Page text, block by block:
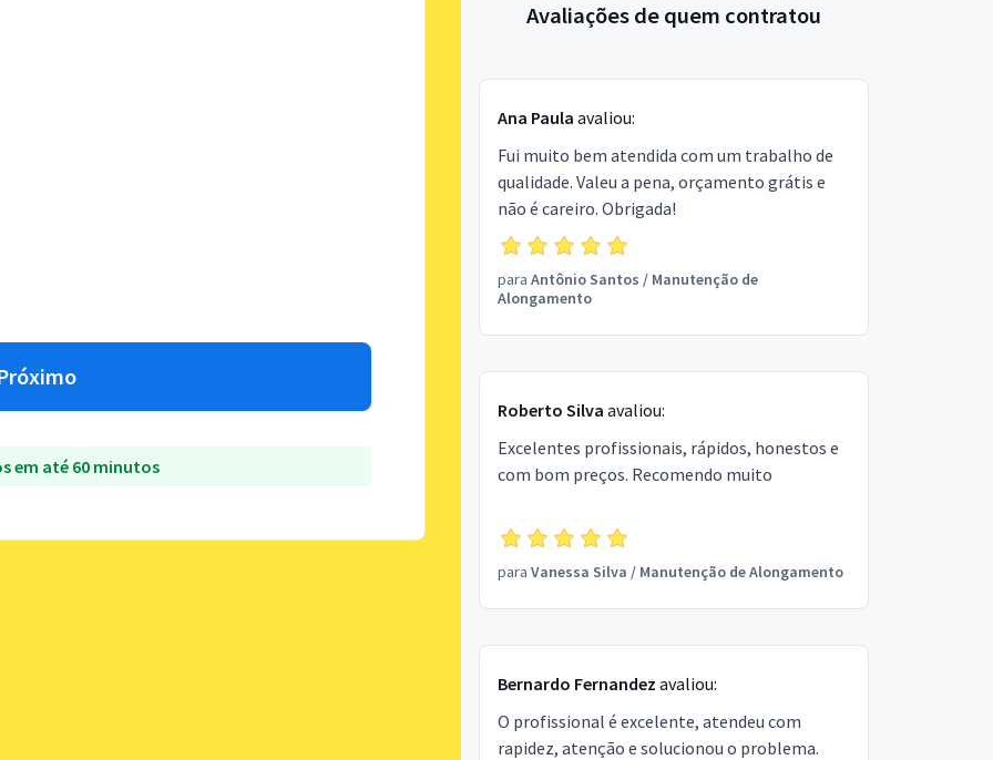
em até 60 minutos
Avaliações de quem contratou
Ana Paula avaliou:
Fui muito bem atendida com um trabalho de
qualidade. Valeu a pena, orçamento grátis e
não é careiro. Obrigada!
para Antônio Santos / Manutenção de
Alongamento
Roberto Silva avaliou:
Excelentes profissionais, rápidos, honestos e
com bom preços. Recomendo muito
para Vanessa Silva / Manutenção de Alongamento
Bernardo Fernandez avaliou:
O profissional é excelente, atendeu com
rapidez, atenção e solucionou o problema.